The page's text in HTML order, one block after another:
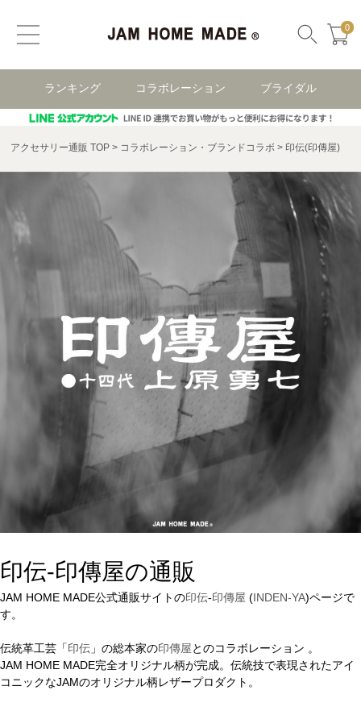
0
ランキング コラボレーション ブライダル
アクセサリー通販 TOP コラボレーション・ブランドコラボ 印伝(印傳屋)
印伝-印傳屋の通販
JAM HOME MADE公式通販サイトの印伝-印傳屋 (INDEN-YA)ページで
す。
伝統革工芸「印伝 」の総本家の印傳屋とのコラボレーション 。
JAM HOME MADE完全オリジナル柄が完成。伝統技で表現されたアイ
コニックなJAMのオリジナル柄レザープロダクト。